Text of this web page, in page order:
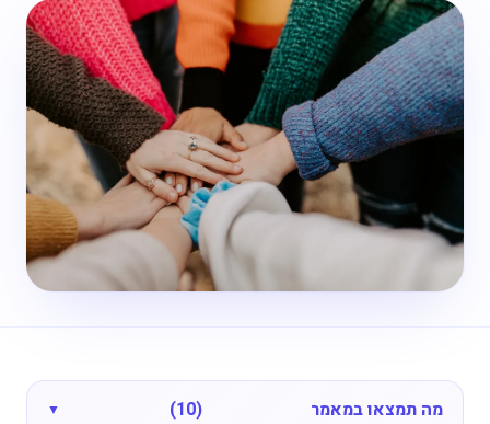
מה תמצאו במאמר (10)